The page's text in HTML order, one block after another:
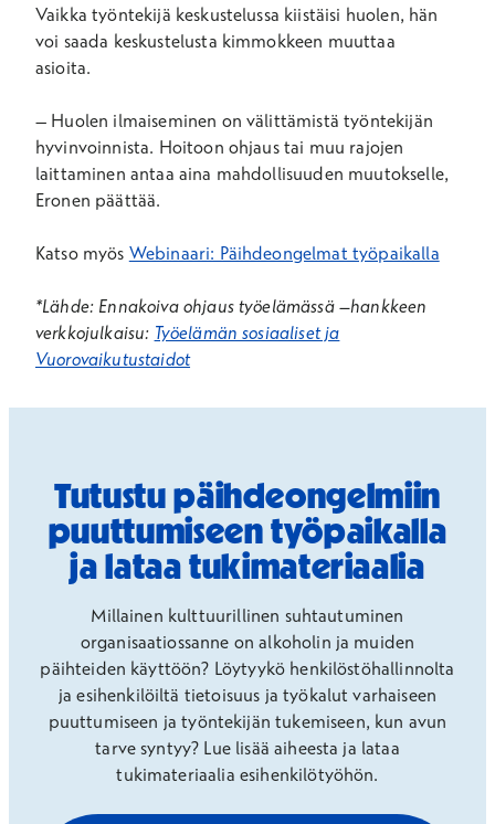
Vaikka työntekijä keskustelussa kiistäisi huolen, hän
voi saada keskustelusta kimmokkeen muuttaa
asioita.
– Huolen ilmaiseminen on välittämistä työntekijän
hyvinvoinnista. Hoitoon ohjaus tai muu rajojen
laittaminen antaa aina mahdollisuuden muutokselle,
Eronen päättää.
Katso myös Webinaari: Päihdeongelmat työpaikalla
*Lähde: Ennakoiva ohjaus työelämässä –hankkeen
verkkojulkaisu: Työelämän sosiaaliset ja
Vuorovaikutustaidot
Tutustu päihdeongelmiin
puuttumiseen työpaikalla
ja lataa tukimateriaalia
Millainen kulttuurillinen suhtautuminen
organisaatiossanne on alkoholin ja muiden
päihteiden käyttöön? Löytyykö henkilöstöhallinnolta
ja esihenkilöiltä tietoisuus ja työkalut varhaiseen
puuttumiseen ja työntekijän tukemiseen, kun avun
tarve syntyy? Lue lisää aiheesta ja lataa
tukimateriaalia esihenkilötyöhön.